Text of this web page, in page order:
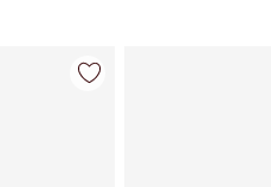
3 sur 28